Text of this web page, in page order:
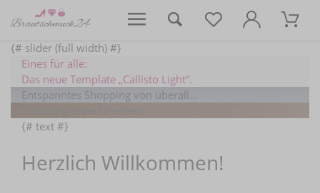
{# slider (full width) #}
Eines für alle:
Das neue Template „Callisto Light“.
Entspanntes Shopping von überall...
{# text #}
Herzlich Willkommen!